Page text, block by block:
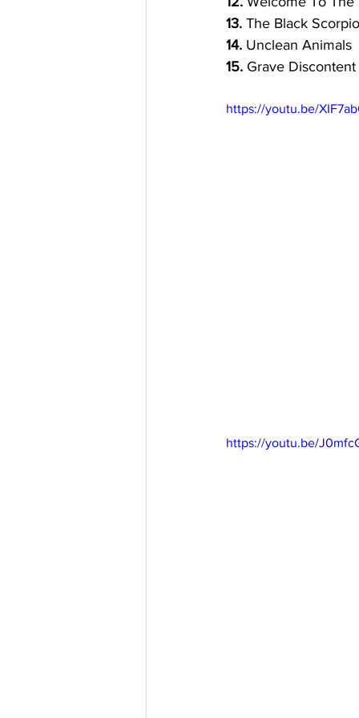
13. The Black
14. Unclean Animals
15. Grave Discontent
https://youtu.be/
https://youtu.be/